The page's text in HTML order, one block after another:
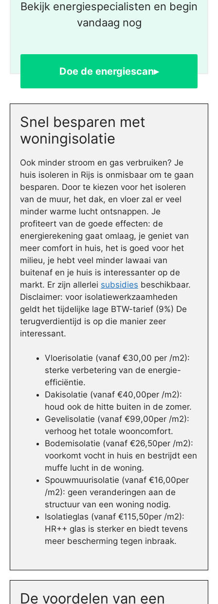
Bekijk energiespecialisten en begin
vandaag nog
Doe de energiescan▸
Snel besparen met
woningisolatie
Ook minder stroom en gas verbruiken? Je
huis isoleren in Rijs is onmisbaar om te gaan
besparen. Door te kiezen voor het isoleren
van de muur, het dak, en vloer zal er veel
minder warme lucht ontsnappen. Je
profiteert van de goede effecten: de
energierekening gaat omlaag, je geniet van
meer comfort in huis, het is goed voor het
milieu, je hebt veel minder lawaai van
buitenaf en je huis is interessanter op de
markt. Er zijn allerlei subsidies beschikbaar.
Disclaimer: voor isolatiewerkzaamheden
geldt het tijdelijke lage BTW-tarief (9%) De
terugverdientijd is op die manier zeer
interessant.
Vloerisolatie (vanaf €30,00 per /m2):
sterke verbetering van de energie-
efficiëntie.
Dakisolatie (vanaf €40,00per /m2):
houd ook de hitte buiten in de zomer.
Gevelisolatie (vanaf €99,00per /m2):
verhoog het totale wooncomfort.
Bodemisolatie (vanaf €26,50per /m2):
voorkomt vocht in huis en bestrijdt een
muffe lucht in de woning.
Spouwmuurisolatie (vanaf €16,00per
/m2): geen veranderingen aan de
structuur van een woning nodig.
Isolatieglas (vanaf €115,50per /m2):
HR++ glas is sterker en biedt tevens
meer bescherming tegen inbraak.
De voordelen van een